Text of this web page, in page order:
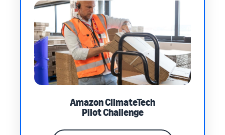
Amazon ClimateTech
Pilot Challenge